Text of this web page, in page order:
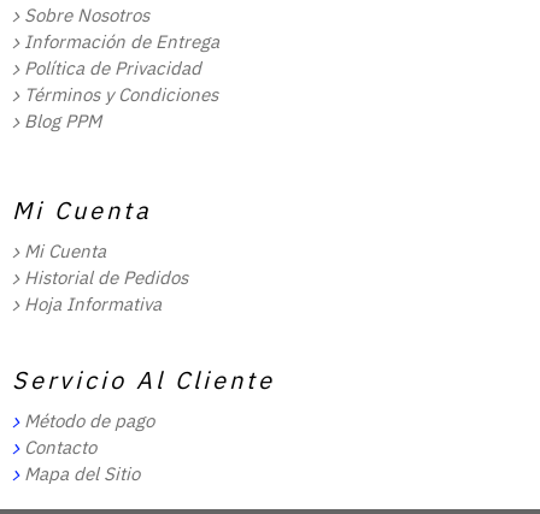
Sobre Nosotros
Información de Entrega
Política de Privacidad
Términos y Condiciones
Blog PPM
Mi Cuenta
Mi Cuenta
Historial de Pedidos
Hoja Informativa
Servicio Al Cliente
Método de pago
Contacto
Mapa del Sitio